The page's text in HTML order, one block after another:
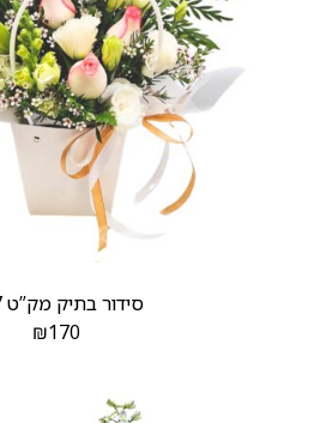
סידור בתיק מק”ט 757
₪170